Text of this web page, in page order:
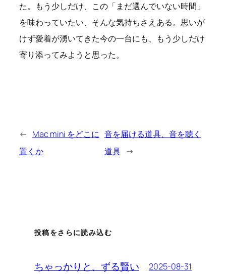
た。もう少しだけ、この「まだ選んでいない時間」
を味わっていたい、そんな気持ちさえある。思いが
けず愛着が湧いてきた今の一台にも、もう少しだけ
寄り添ってみようと思った。
← Mac mini をどこに
置くか
音を届ける道具、音を聴く
道具 →
投稿をさらに読み込む
ちゃっかりと、ずる賢い 2025-08-31